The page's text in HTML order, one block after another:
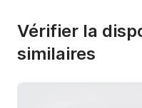
Vérifier la
similaires